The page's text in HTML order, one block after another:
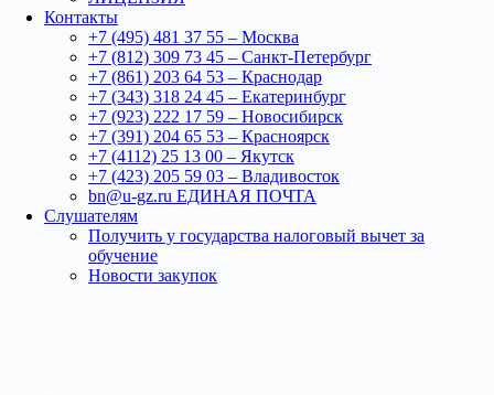
Контакты
+7 (495) 481 37 55 – Москва
+7 (812) 309 73 45 – Санкт-Петербург
+7 (861) 203 64 53 – Краснодар
+7 (343) 318 24 45 – Екатеринбург
+7 (923) 222 17 59 – Новосибирск
+7 (391) 204 65 53 – Красноярск
+7 (4112) 25 13 00 – Якутск
+7 (423) 205 59 03 – Владивосток
bn@u-gz.ru ЕДИНАЯ ПОЧТА
Слушателям
Получить у государства налоговый вычет за
обучение
Новости закупок